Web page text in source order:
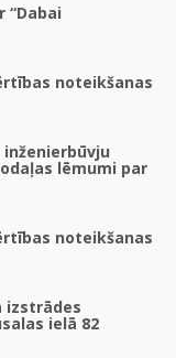
noteikšanas
inženierbūvju
lēmumi par
noteikšanas
izstrādes
ielā 82